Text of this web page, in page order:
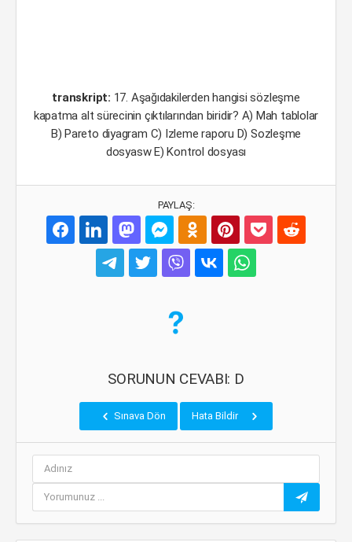
transkript: 17. Aşağıdakilerden hangisi sözleşme
kapatma alt sürecinin çıktılarından biridir? A) Mah tablolar
B) Pareto diyagram C) Izleme raporu D) Sozleşme
dosyasw E) Kontrol dosyası
PAYLAŞ:
SORUNUN CEVABI: D
Sınava Dön Hata Bildir